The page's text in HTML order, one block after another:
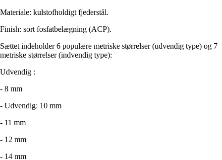
Materiale: kulstofholdigt fjederstål.
Finish: sort fosfatbelægning (ACP).
Sættet indeholder 6 populære metriske størrelser (udvendig type) og 7
metriske størrelser (indvendig type):
Udvendig :
- 8 mm
- Udvendig: 10 mm
- 11 mm
- 12 mm
- 14 mm